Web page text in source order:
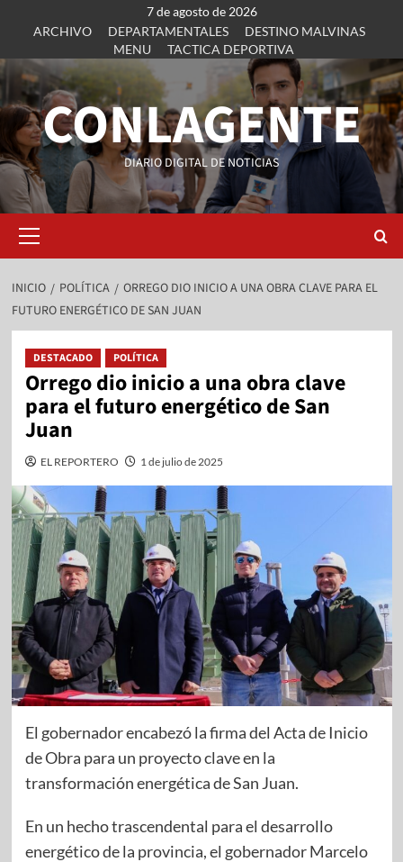
7 de agosto de 2026
ARCHIVO
DEPARTAMENTALES
DESTINO MALVINAS
MENU
TACTICA DEPORTIVA
CONLAGENTE
DIARIO DIGITAL DE NOTICIAS
INICIO POLÍTICA
ORREGO DIO INICIO A UNA OBRA CLAVE PARA EL
FUTURO ENERGÉTICO DE SAN JUAN
DESTACADO POLÍTICA
Orrego dio inicio a una obra clave
para el futuro energético de San
Juan
EL REPORTERO 1 de julio de 2025
El gobernador encabezó la firma del Acta de Inicio
de Obra para un proyecto clave en la
transformación energética de San Juan.
En un hecho trascendental para el desarrollo
energético de la provincia, el gobernador Marcelo